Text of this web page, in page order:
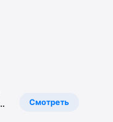
Смотреть